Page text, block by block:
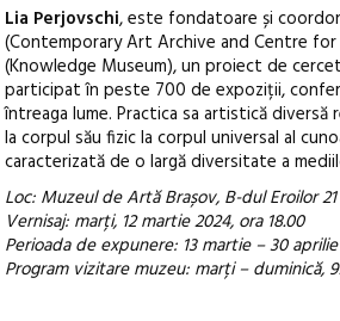
Lia Perjovschi, este fondatoare și
(Contemporary Art Archive and Centre for
(Knowledge Museum), un proiect de
participat în peste 700 de expoziții,
întreaga lume. Practica sa artistică
la corpul său fizic la corpul universal al
caracterizată de o largă diversitate a
Loc: Muzeul de Artă Brașov, B-dul Eroilor 21
Vernisaj: marți, 12 martie 2024, ora 18.00
Perioada de expunere: 13 martie – 30
Program vizitare muzeu: marți – duminică,